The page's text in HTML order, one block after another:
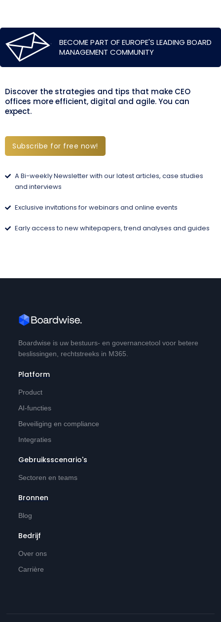
BECOME PART OF EUROPE'S LEADING BOARD
MANAGEMENT COMMUNITY
Discover the strategies and tips that make CEO
offices more efficient, digital and agile. You can
expect.
Subscribe for free now!
A Bi-weekly Newsletter with our latest articles, case studies
and interviews
Exclusive invitations for webinars and online events
Early access to new whitepapers, trend analyses and guides
Boardwise is uw bestuurs- en governancetool voor betere
beslissingen, rechtstreeks in M365.
Platform
Product
AI-functies
Beveiliging en compliance
Integraties
Gebruiksscenario's
Sectoren en teams
Bronnen
Blog
Bedrijf
Over ons
Carrière